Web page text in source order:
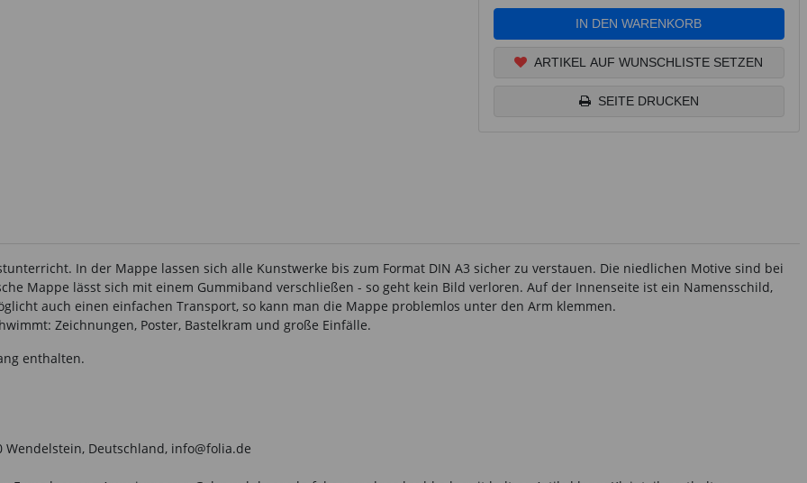
IN DEN WARENKORB
ARTIKEL AUF WUNSCHLISTE SETZEN
SEITE DRUCKEN
In der Mappe lassen sich alle Kunstwerke bis zum Format DIN A3 sicher zu verstauen. Die niedlichen Motive sind bei
Mappe lässt sich mit einem Gummiband verschließen - so geht kein Bild verloren. Auf der Innenseite ist ein Namensschild,
auch einen einfachen Transport, so kann man die Mappe problemlos unter den Arm klemmen.
Zeichnungen, Poster, Bastelkram und große Einfälle.
enthalten.
Deutschland, info@folia.de